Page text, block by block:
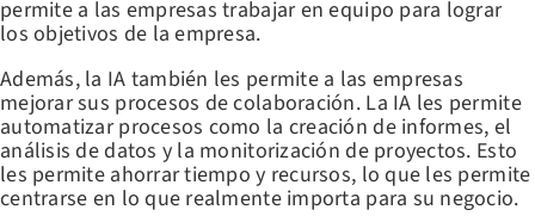
permite a las empresas trabajar en equipo para lograr
los objetivos de la empresa.
Además, la IA también les permite a las empresas
mejorar sus procesos de colaboración. La IA les permite
automatizar procesos como la creación de informes, el
análisis de datos y la monitorización de proyectos. Esto
les permite ahorrar tiempo y recursos, lo que les permite
centrarse en lo que realmente importa para su negocio.